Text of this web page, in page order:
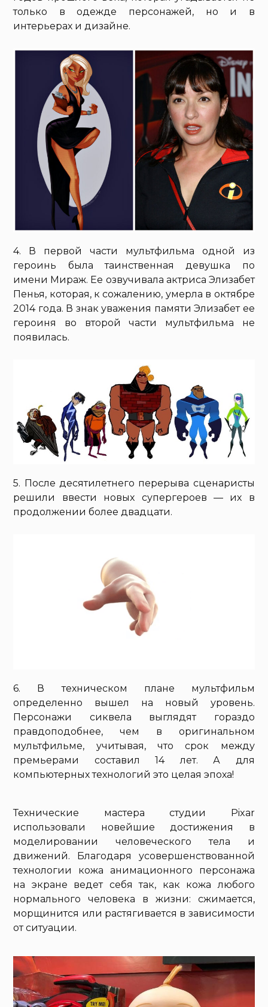
только в одежде персонажей, но и в
интерьерах и дизайне.
4. В первой части мультфильма одной из
героинь была таинственная девушка по
имени Мираж. Ее озвучивала актриса Элизабет
Пенья, которая, к сожалению, умерла в октябре
2014 года. В знак уважения памяти Элизабет ее
героиня во второй части мультфильма не
появилась.
5. После десятилетнего перерыва сценаристы
решили ввести новых супергероев — их в
продолжении более двадцати.
6. В техническом плане мультфильм
определенно вышел на новый уровень.
Персонажи сиквела выглядят гораздо
правдоподобнее, чем в оригинальном
мультфильме, учитывая, что срок между
премьерами составил 14 лет. А для
компьютерных технологий это целая эпоха!
Технические мастера студии Pixar
использовали новейшие достижения в
моделировании человеческого тела и
движений. Благодаря усовершенствованной
технологии кожа анимационного персонажа
на экране ведет себя так, как кожа любого
нормального человека в жизни: сжимается,
морщинится или растягивается в зависимости
от ситуации.